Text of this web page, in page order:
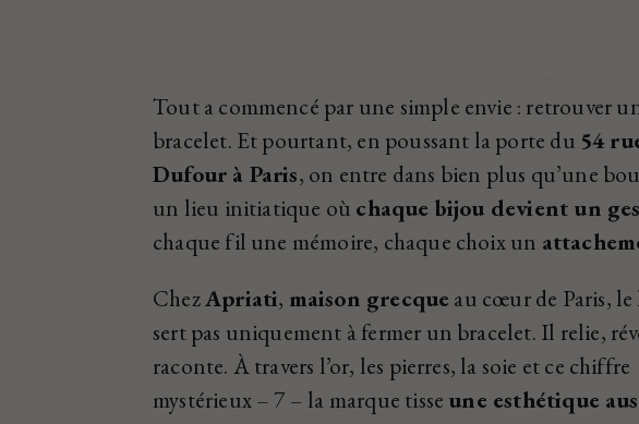
Tout a commencé par une simple envie : retrouver
bracelet. Et pourtant, en poussant la porte du 54
Dufour à Paris, on entre dans bien plus qu’une
un lieu initiatique où chaque bijou devient un
chaque fil une mémoire, chaque choix un
ChezApriati, maison grecque au cœur de Paris,
sert pas uniquement à fermer un bracelet. Il relie,
raconte. À travers l’or, les pierres, la soie et ce chiffre
mystérieux – 7 – la marque tisse une esthétique